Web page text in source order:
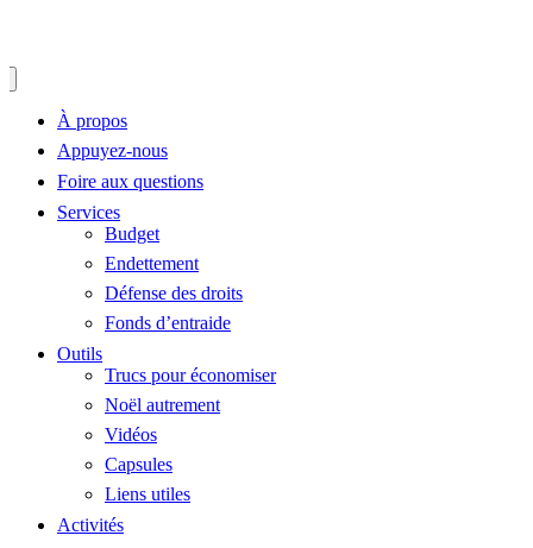
À propos
Appuyez-nous
Foire aux questions
Services
Budget
Endettement
Défense des droits
Fonds d’entraide
Outils
Trucs pour économiser
Noël autrement
Vidéos
Capsules
Liens utiles
Activités